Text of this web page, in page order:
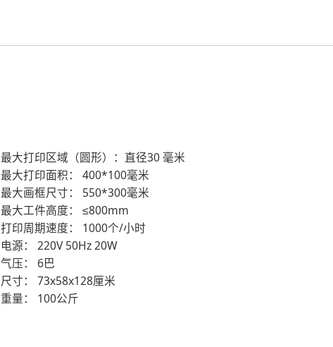
最大打印区域（圆形）：直径30 毫米
最大打印面积：400*100毫米
最大画框尺寸： 550*300毫米
最大工件高度：≤800mm
打印周期速度： 1000个/小时
电源：220V 50Hz 20W
气压： 6巴
尺寸：73x58x128厘米
重量： 100公斤